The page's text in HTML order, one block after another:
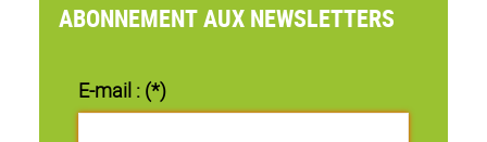
ABONNEMENT AUX NEWSLETTERS
E-mail : (*)